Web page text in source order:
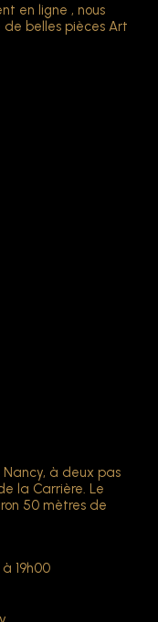
en ligne , nous
belles pièces Art
Nancy, à deux pas
la Carrière. Le
50 mètres de
19h00